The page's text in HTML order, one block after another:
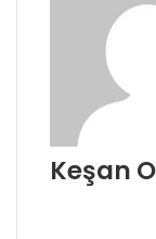
Keşan